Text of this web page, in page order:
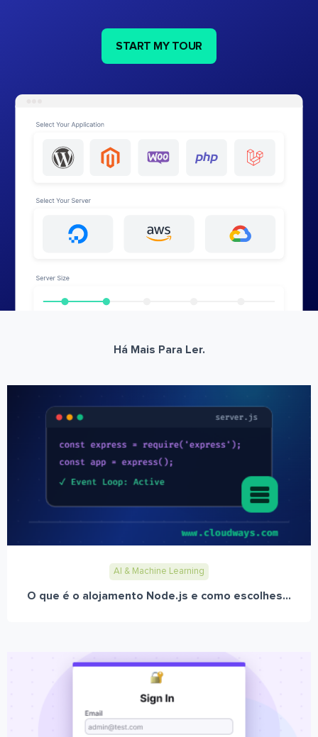
START MY TOUR
Há Mais Para Ler.
AI & Machine Learning
O que é o alojamento Node.js e como escolhes...